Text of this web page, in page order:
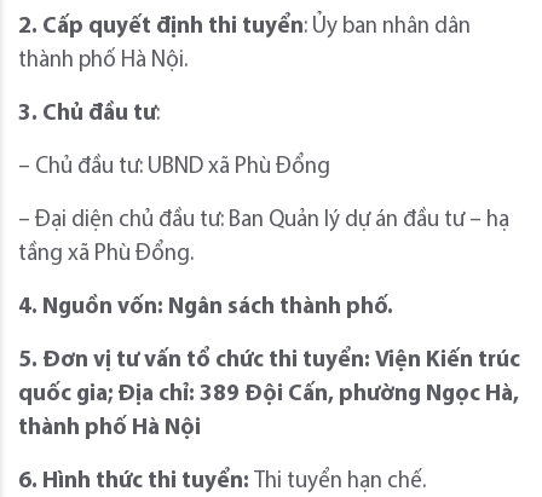
2. Cấp quyết định thi tuyển: Ủy ban nhân dân
thành phố Hà Nội.
3. Chủ đầu tư:
– Chủ đầu tư: UBND xã Phù Đổng
– Đại diện chủ đầu tư: Ban Quản lý dự án đầu tư – hạ
tầng xã Phù Đổng.
4. Nguồn vốn: Ngân sách thành phố.
5. Đơn vị tư vấn tổ chức thi tuyển: Viện Kiến trúc
quốc gia; Địa chỉ: 389 Đội Cấn, phường Ngọc Hà,
thành phố Hà Nội
6. Hình thức thi tuyển: Thi tuyển hạn chế.